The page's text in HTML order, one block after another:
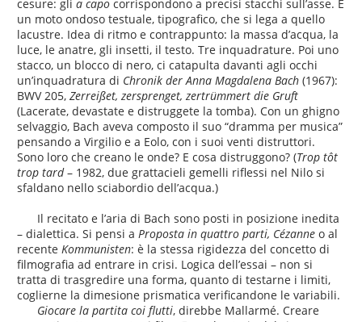
cesure: gli a capo corrispondono a precisi stacchi sull’asse. È
un moto ondoso testuale, tipografico, che si lega a quello
lacustre. Idea di ritmo e contrappunto: la massa d’acqua, la
luce, le anatre, gli insetti, il testo. Tre inquadrature. Poi uno
stacco, un blocco di nero, ci catapulta davanti agli occhi
un’inquadratura di Chronik der Anna Magdalena Bach (1967):
BWV 205,Zerreißet, zersprenget, zertrümmert die Gruft
(Lacerate, devastate e distruggete la tomba). Con un ghigno
selvaggio, Bach aveva composto il suo “dramma per musica”
pensando a Virgilio e a Eolo, con i suoi venti distruttori.
Sono loro che creano le onde? E cosa distruggono? (Trop tôt
trop tard– 1982, due grattacieli gemelli riflessi nel Nilo si
sfaldano nello sciabordio dell’acqua.)
Il recitato e l’aria di Bach sono posti in posizione inedita
– dialettica. Si pensi aProposta in quattro parti, Cézanne o al
recenteKommunisten: è la stessa rigidezza del concetto di
filmografia ad entrare in crisi. Logica dell’essai – non si
tratta di trasgredire una forma, quanto di testarne i limiti,
coglierne la dimesione prismatica verificandone le variabili.
Giocare la partita coi flutti, direbbe Mallarmé. Creare